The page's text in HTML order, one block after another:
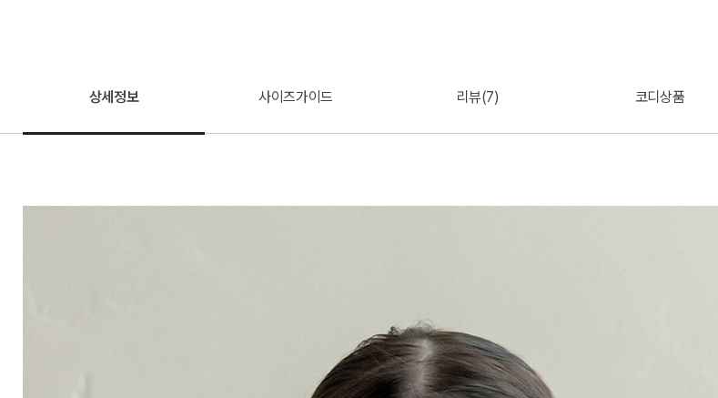
상세정보 사이즈가이드 리뷰(7) 코디상품